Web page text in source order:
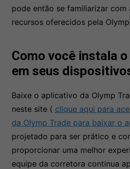
pode então se familiarizar com
recursos oferecidos pela
Como você instala
em seus
Baixe o aplicativo da Olymp
neste site ( clique aqui para
da Olymp Trade para baixar o
projetado para ser prático e
proporcionar uma melhor
equipe da corretora continua